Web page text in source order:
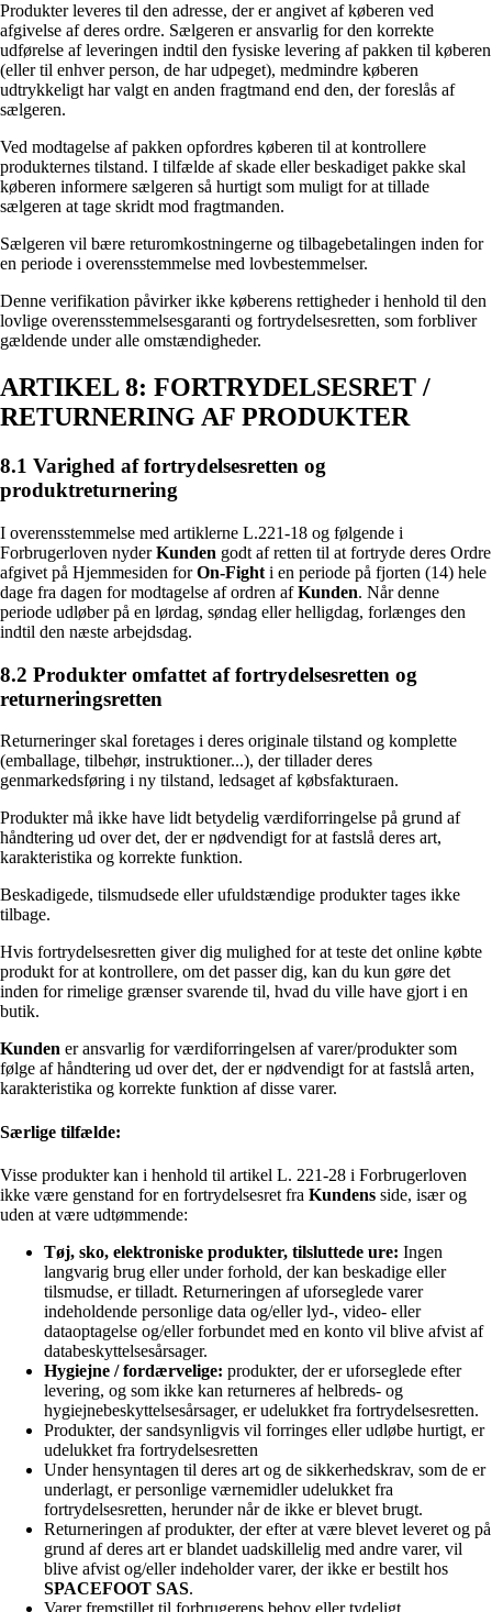
Produkter leveres til den adresse, der er angivet af køberen ved
afgivelse af deres ordre. Sælgeren er ansvarlig for den korrekte
udførelse af leveringen indtil den fysiske levering af pakken til køberen
(eller til enhver person, de har udpeget), medmindre køberen
udtrykkeligt har valgt en anden fragtmand end den, der foreslås af
sælgeren.
Ved modtagelse af pakken opfordres køberen til at kontrollere
produkternes tilstand. I tilfælde af skade eller beskadiget pakke skal
køberen informere sælgeren så hurtigt som muligt for at tillade
sælgeren at tage skridt mod fragtmanden.
Sælgeren vil bære returomkostningerne og tilbagebetalingen inden for
en periode i overensstemmelse med lovbestemmelser.
Denne verifikation påvirker ikke køberens rettigheder i henhold til den
lovlige overensstemmelsesgaranti og fortrydelsesretten, som forbliver
gældende under alle omstændigheder.
ARTIKEL 8: FORTRYDELSESRET /
RETURNERING AF PRODUKTER
8.1 Varighed af fortrydelsesretten og
produktreturnering
I overensstemmelse med artiklerne L.221-18 og følgende i
Forbrugerloven nyderKunden godt af retten til at fortryde deres Ordre
afgivet på Hjemmesiden forOn-Fight i en periode på fjorten (14) hele
dage fra dagen for modtagelse af ordren afKunden. Når denne
periode udløber på en lørdag, søndag eller helligdag, forlænges den
indtil den næste arbejdsdag.
8.2 Produkter omfattet af fortrydelsesretten og
returneringsretten
Returneringer skal foretages i deres originale tilstand og komplette
(emballage, tilbehør, instruktioner...), der tillader deres
genmarkedsføring i ny tilstand, ledsaget af købsfakturaen.
Produkter må ikke have lidt betydelig værdiforringelse på grund af
håndtering ud over det, der er nødvendigt for at fastslå deres art,
karakteristika og korrekte funktion.
Beskadigede, tilsmudsede eller ufuldstændige produkter tages ikke
tilbage.
Hvis fortrydelsesretten giver dig mulighed for at teste det online købte
produkt for at kontrollere, om det passer dig, kan du kun gøre det
inden for rimelige grænser svarende til, hvad du ville have gjort i en
butik.
Kunden er ansvarlig for værdiforringelsen af varer/produkter som
følge af håndtering ud over det, der er nødvendigt for at fastslå arten,
karakteristika og korrekte funktion af disse varer.
Særlige tilfælde:
Visse produkter kan i henhold til artikel L. 221-28 i Forbrugerloven
ikke være genstand for en fortrydelsesret fra Kundens side, især og
uden at være udtømmende:
Tøj, sko, elektroniske produkter, tilsluttede ure: Ingen
langvarig brug eller under forhold, der kan beskadige eller
tilsmudse, er tilladt. Returneringen af uforseglede varer
indeholdende personlige data og/eller lyd-, video- eller
dataoptagelse og/eller forbundet med en konto vil blive afvist af
databeskyttelsesårsager.
Hygiejne / fordærvelige: produkter, der er uforseglede efter
levering, og som ikke kan returneres af helbreds- og
hygiejnebeskyttelsesårsager, er udelukket fra fortrydelsesretten.
Produkter, der sandsynligvis vil forringes eller udløbe hurtigt, er
udelukket fra fortrydelsesretten
Under hensyntagen til deres art og de sikkerhedskrav, som de er
underlagt, er personlige værnemidler udelukket fra
fortrydelsesretten, herunder når de ikke er blevet brugt.
Returneringen af produkter, der efter at være blevet leveret og på
grund af deres art er blandet uadskillelig med andre varer, vil
blive afvist og/eller indeholder varer, der ikke er bestilt hos
SPACEFOOT SAS.
Varer fremstillet til forbrugerens behov eller tydeligt